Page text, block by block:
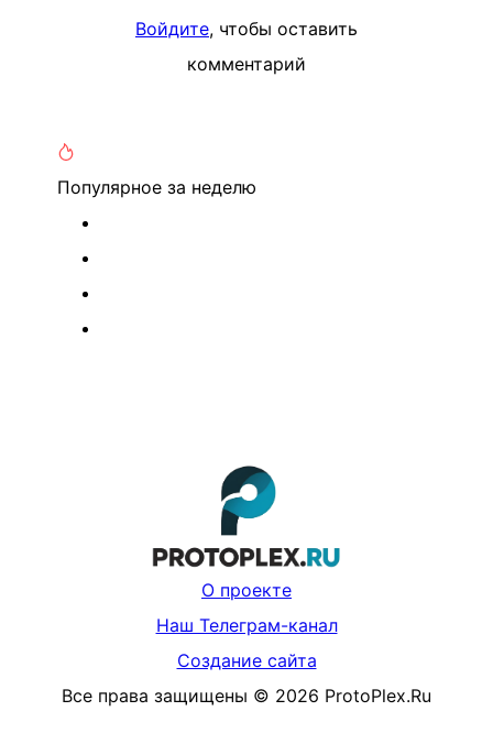
Войдите, чтобы оставить
комментарий
Популярное за неделю
О проекте
Наш Телеграм-канал
Создание сайта
Все права защищены © 2026 ProtoPlex.Ru